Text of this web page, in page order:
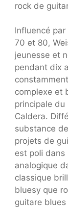
rock de
Influencé
70 et 80,
jeunesse et
pendant dix
complexe et
principale du
Caldera.
substance
projets de
est poli dans
analogique
classique
bluesy que
guitare blues